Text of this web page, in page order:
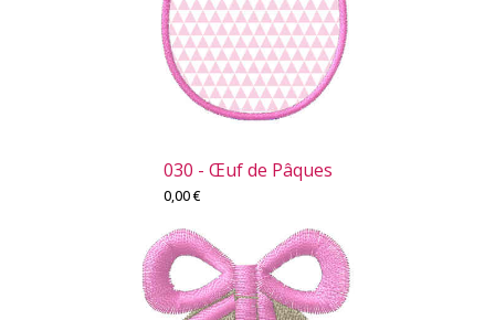
030 - Œuf de Pâques
0,00€